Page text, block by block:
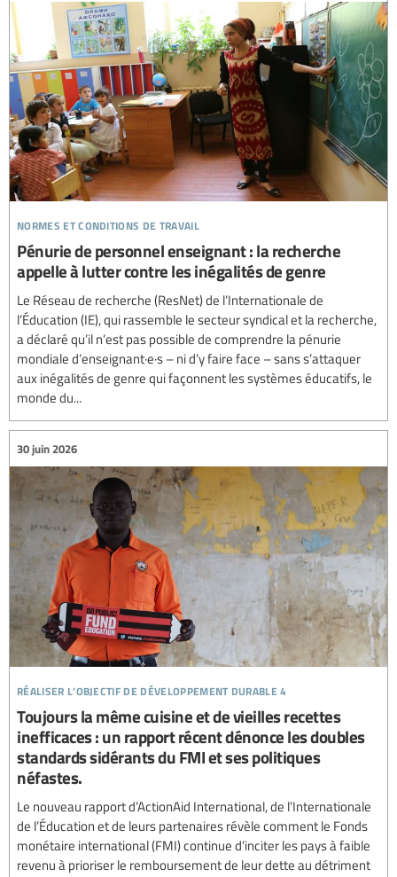
normes et conditions de travail
Pénurie de personnel enseignant : la recherche
appelle à lutter contre les inégalités de genre
Le Réseau de recherche (ResNet) de l’Internationale de
l’Éducation (IE), qui rassemble le secteur syndical et la recherche,
a déclaré qu’il n’est pas possible de comprendre la pénurie
mondiale d’enseignant·e·s – ni d’y faire face – sans s’attaquer
aux inégalités de genre qui façonnent les systèmes éducatifs, le
monde du...
réaliser l’objectif de développement durable 4
30 juin 2026
Toujours la même cuisine et de vieilles recettes
inefficaces : un rapport récent dénonce les doubles
standards sidérants du FMI et ses politiques
néfastes.
Le nouveau rapport d’ActionAid International, de l’Internationale
de l’Éducation et de leurs partenaires révèle comment le Fonds
monétaire international (FMI) continue d’inciter les pays à faible
revenu à prioriser le remboursement de leur dette au détriment